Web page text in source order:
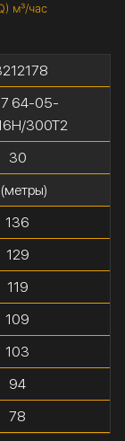
м³/час
64-05-
300Т2
30
136
129
119
109
103
94
78